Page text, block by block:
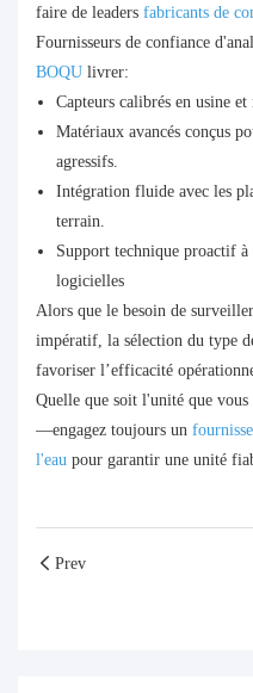
faire de leaders fabricants de
Fournisseurs de confiance
BOQU livrer:
Capteurs calibrés en usine
Matériaux avancés conçus
agressifs.
Intégration fluide avec les
terrain.
Support technique proactif
logicielles
Alors que le besoin de
impératif, la sélection du type
favoriser l’efficacité
Quelle que soit l'unité que
—engagez toujours un
l'eau pour garantir une unité
Prev